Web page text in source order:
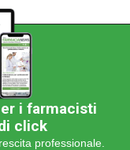
i farmacisti
click
professionale.